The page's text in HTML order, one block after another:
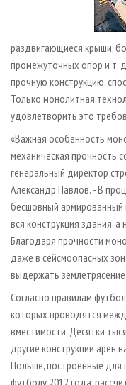
раздвигающиеся крыши,
промежуточных опор и т.
прочную конструкцию,
Только монолитная
удовлетворить это
«Важная особенность
механическая прочность
генеральный директор
Александр Павлов. - В
бесшовный армированный
вся конструкция здания,
Благодаря прочности
даже в сейсмоопасных
выдержать
Согласно правилам
которых проводятся
вместимости. Десятки
другие конструкции арен
Польше, построенные для